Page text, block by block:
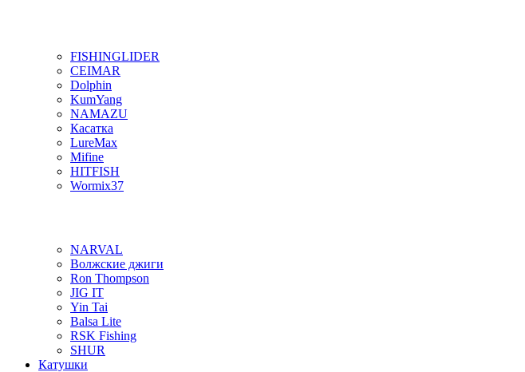
FISHINGLIDER
CEIMAR
Dolphin
KumYang
NAMAZU
Касатка
LureMax
Mifine
HITFISH
Wormix37
NARVAL
Волжские джиги
Ron Thompson
JIG IT
Yin Tai
Balsa Lite
RSK Fishing
SHUR
Катушки